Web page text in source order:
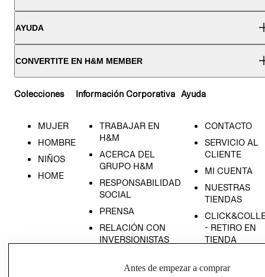
AYUDA
CONVERTITE EN H&M MEMBER
Colecciones
MUJER
HOMBRE
NIÑOS
HOME
Información Corporativa
TRABAJAR EN
H&M
ACERCA DEL
GRUPO H&M
RESPONSABILIDAD
SOCIAL
PRENSA
RELACIÓN CON
INVERSIONISTAS
EMPRESARIAL
Ayuda
CONTACTO
SERVICIO AL
CLIENTE
MI CUENTA
NUESTRAS
TIENDAS
- RETIRO EN
TIENDA
CONDICIONES
Antes de empezar a comprar